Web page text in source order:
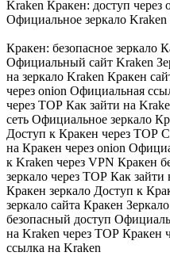
Kraken Кракен: доступ
Официальное зеркало
Кракен: безопасное зеркало
Официальный сайт Kraken
на зеркало Kraken Кракен
через onion Официальная
через ТОР Как зайти на
сеть Официальное зеркало
Доступ к Кракен через ТОР
на Кракен через onion
к Kraken через VPN Кракен
зеркало через ТОР Как
Кракен зеркало Доступ к
зеркало сайта Кракен
безопасный доступ
на Kraken через ТОР Кракен
ссылка на Kraken